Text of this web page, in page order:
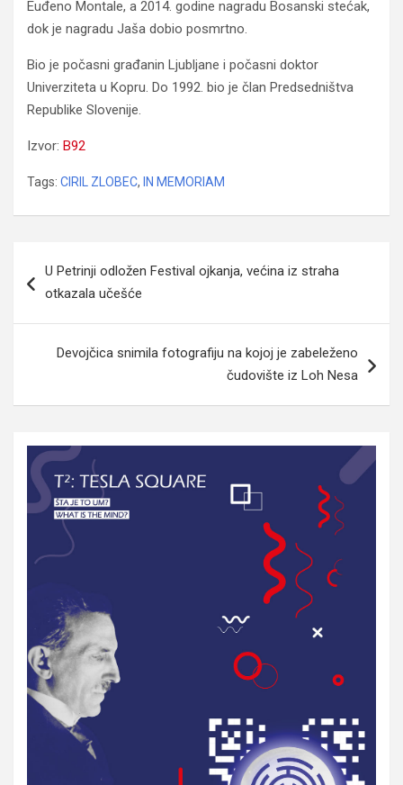
Euđeno Montale, a 2014. godine nagradu Bosanski stećak,
dok je nagradu Jaša dobio posmrtno.
Bio je počasni građanin Ljubljane i počasni doktor
Univerziteta u Kopru. Do 1992. bio je član Predsedništva
Republike Slovenije.
Izvor: B92
Tags: CIRIL ZLOBEC, IN MEMORIAM
članaka
U Petrinji odložen Festival ojkanja, većina iz straha
otkazala učešće
Devojčica snimila fotografiju na kojoj je zabeleženo
čudovište iz Loh Nesa